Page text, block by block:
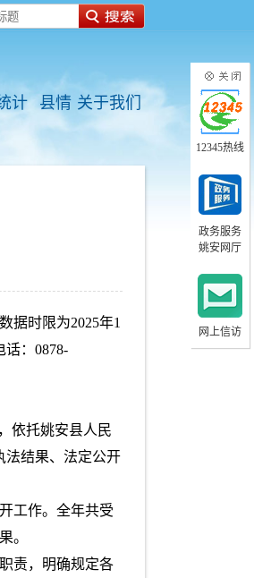
计 县情 关于我们
据时限为2025年1
话：0878-
依托姚安县人民
法结果、法定公开
工作。全年共受
。
责，明确规定各
12345热线
政务服务
姚安网厅
网上信访